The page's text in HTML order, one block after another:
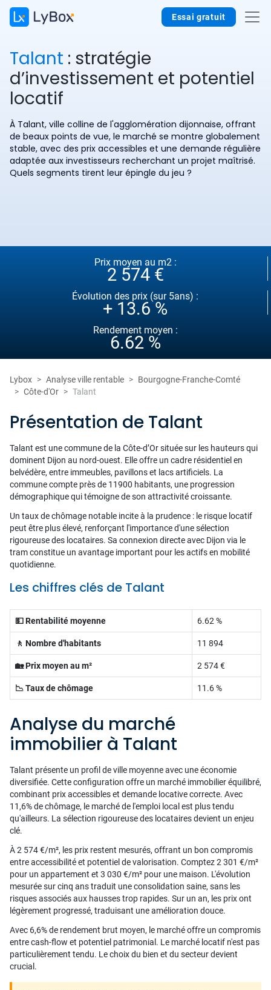
Essai gratuit
Talant : stratégie
d’investissement et potentiel
locatif
À Talant, ville colline de l'agglomération dijonnaise, offrant
de beaux points de vue, le marché se montre globalement
stable, avec des prix accessibles et une demande régulière
adaptée aux investisseurs recherchant un projet maîtrisé.
Quels segments tirent leur épingle du jeu ?
Prix moyen au m2 :
2 574 €
Évolution des prix (sur 5ans) :
+ 13.6 %
Rendement moyen :
6.62 %
Lybox Analyse ville rentable
Bourgogne-Franche-Comté
Côte-d'Or
Talant
Présentation de Talant
Talant est une commune de la Côte-d’Or située sur les hauteurs qui
dominent Dijon au nord-ouest. Elle offre un cadre résidentiel en
belvédère, entre immeubles, pavillons et lacs artificiels. La
commune compte près de 11900 habitants, une progression
démographique qui témoigne de son attractivité croissante.
Un taux de chômage notable incite à la prudence : le risque locatif
peut être plus élevé, renforçant l'importance d'une sélection
rigoureuse des locataires. Sa connexion directe avec Dijon via le
tram constitue un avantage important pour les actifs en mobilité
quotidienne.
Les chiffres clés de Talant
💵 Rentabilité moyenne 6.62 %
🚶 Nombre d'habitants 11 894
🏡 Prix moyen au m² 2 574 €
📉 Taux de chômage 11.6 %
Analyse du marché
immobilier à Talant
Talant présente un profil de ville moyenne avec une économie
diversifiée. Cette configuration offre un marché immobilier équilibré,
combinant prix accessibles et demande locative correcte. Avec
11,6% de chômage, le marché de l'emploi local est plus tendu
qu'ailleurs. La sélection rigoureuse des locataires devient un enjeu
clé.
À 2 574 €/m², les prix restent mesurés, offrant un bon compromis
entre accessibilité et potentiel de valorisation. Comptez 2 301 €/m²
pour un appartement et 3 030 €/m² pour une maison. L'évolution
mesurée sur cinq ans traduit une consolidation saine, sans les
risques associés aux hausses trop rapides. Sur un an, les prix ont
légèrement progressé, traduisant une amélioration douce.
Avec 6,6% de rendement brut moyen, le marché offre un compromis
entre cash-flow et potentiel patrimonial. Le marché locatif n'est pas
particulièrement tendu. Le choix du bien et du secteur devient
crucial.